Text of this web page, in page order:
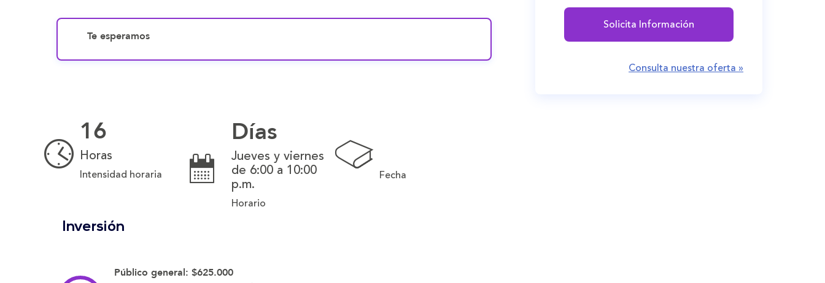
Te esperamos
16
Horas
Intensidad horaria
Días
Jueves y viernes
de 6:00 a 10:00
p.m.
Horario
Fecha
Inversión
Público general: $625.000
Solicita Información
Consulta nuestra oferta »